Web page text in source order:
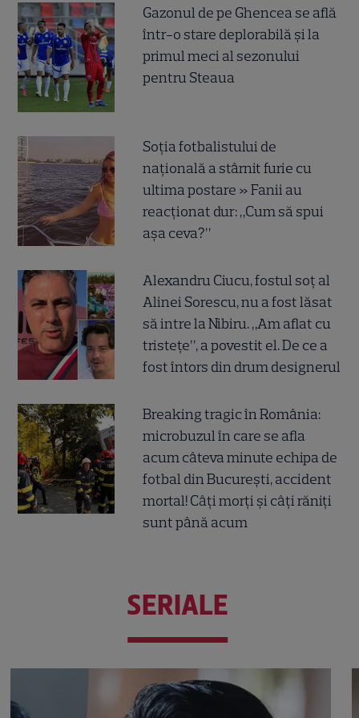
Gazonul de pe Ghencea se află
într-o stare deplorabilă și la
primul meci al sezonului
pentru Steaua
Soția fotbalistului de
națională a stârnit furie cu
ultima postare » Fanii au
reacționat dur: „Cum să spui
așa ceva?”
Alexandru Ciucu, fostul soț al
Alinei Sorescu, nu a fost lăsat
să intre la Nibiru. „Am aflat cu
tristețe”, a povestit el. De ce a
fost întors din drum designerul
Breaking tragic în România:
microbuzul în care se afla
acum câteva minute echipa de
fotbal din București, accident
mortal! Câți morți și câți răniți
sunt până acum
SERIALE